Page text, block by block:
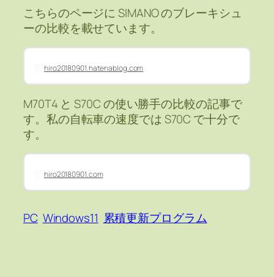
こちらのページに SIMANO のブレーキシュ
ーの比較を載せています。
hiro20180901.hatenablog.com
M70T4 と S70C の使い勝手の比較の記事で
す。私の自転車の速度では S70C で十分で
す。
hiro20180901.com
PC Windows11 累積更新プログラム